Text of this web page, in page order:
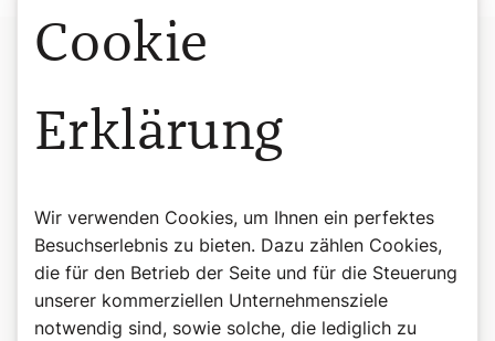
Cookie
Erklärung
Wir verwenden Cookies, um Ihnen ein perfektes
Besuchserlebnis zu bieten. Dazu zählen Cookies,
die für den Betrieb der Seite und für die Steuerung
unserer kommerziellen Unternehmensziele
notwendig sind, sowie solche, die lediglich zu